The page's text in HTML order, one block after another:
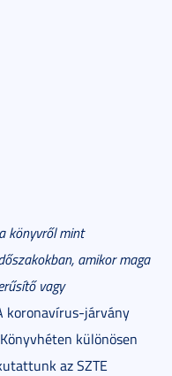
könyvről mint
amikor maga
vagy
koronavírus-járvány
különösen
az SZTE